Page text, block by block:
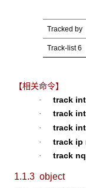
Tracked by
Track-list 6
【相关命令】
· track
· track
· track
· track ip
· track
1.1.3 object